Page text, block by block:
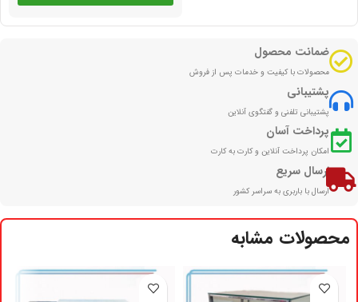
ضمانت محصول
محصولات با کیفیت و خدمات پس از فروش
پشتیبانی
پشتیبانی تلفنی و گفتگوی آنلاین
پرداخت آسان
امکان پرداخت آنلاین و کارت به کارت
ارسال سریع
ارسال با باربری به سراسر کشور
محصولات مشابه